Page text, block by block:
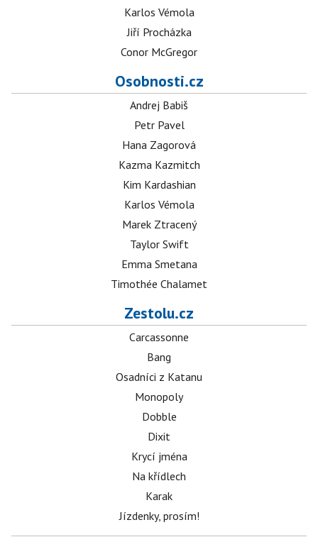
Karlos Vémola
Jiří Procházka
Conor McGregor
Osobnosti.cz
Andrej Babiš
Petr Pavel
Hana Zagorová
Kazma Kazmitch
Kim Kardashian
Karlos Vémola
Marek Ztracený
Taylor Swift
Emma Smetana
Timothée Chalamet
Zestolu.cz
Carcassonne
Bang
Osadníci z Katanu
Monopoly
Dobble
Dixit
Krycí jména
Na křídlech
Karak
Jízdenky, prosím!